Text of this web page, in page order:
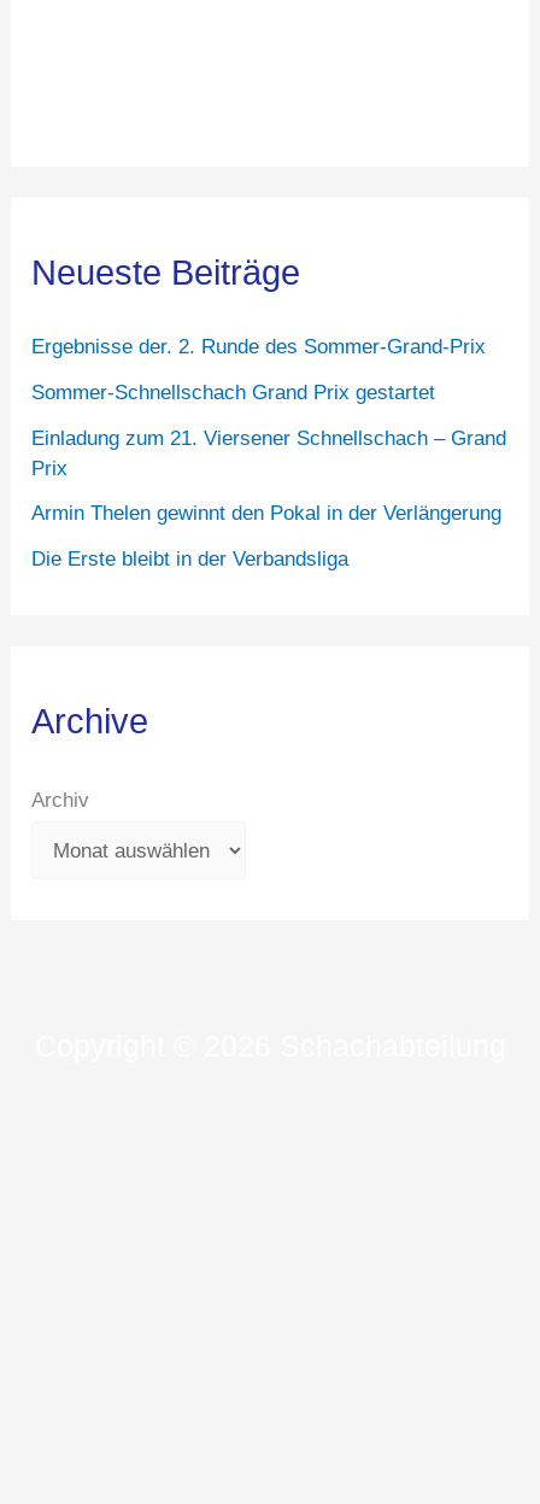
Neueste Beiträge
Ergebnisse der. 2. Runde des Sommer-Grand-Prix
Sommer-Schnellschach Grand Prix gestartet
Einladung zum 21. Viersener Schnellschach – Grand
Prix
Armin Thelen gewinnt den Pokal in der Verlängerung
Die Erste bleibt in der Verbandsliga
Archive
Archiv